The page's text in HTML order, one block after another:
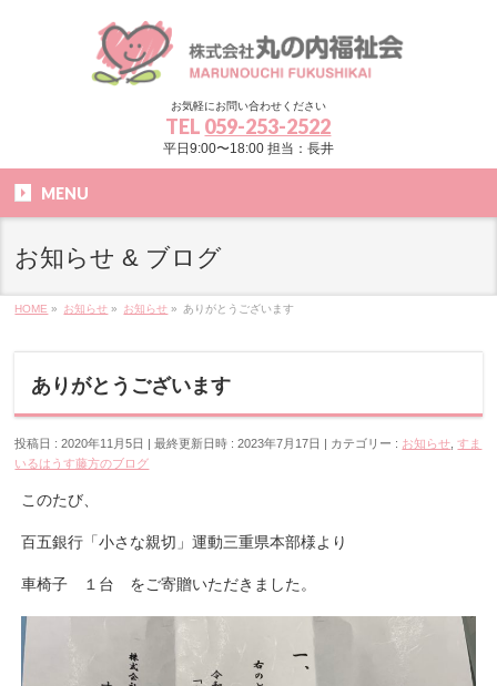
お気軽にお問い合わせください
TEL 059-253-2522
平日9:00〜18:00 担当：長井
MENU
お知らせ & ブログ
HOME » お知らせ » お知らせ » ありがとうございます
ありがとうございます
投稿日 : 2020年11月5日 最終更新日時 : 2023年7月17日 カテゴリー : お知らせ ,すま
いるはうす藤方のブログ
このたび、
百五銀行「小さな親切」運動三重県本部様より
車椅子 １台 をご寄贈いただきました。